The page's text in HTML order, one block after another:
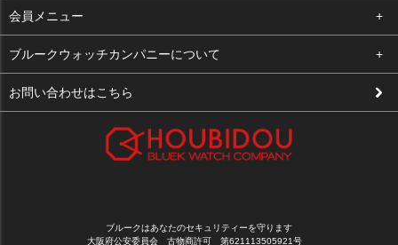
よくある質問
支払い・送料
修理依頼
会員メニュー
ログイン
お気に入り
ブルークウォッチカンパニーについて
会社概要
お問い合わせはこちら
ブルークはあなたのセキュリティーを守ります
大阪府公安委員会 古物商許可 第621113505921号